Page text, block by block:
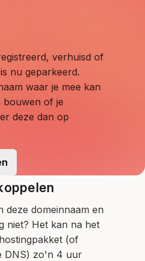
verhuisd of
nu geparkeerd.
waar je mee kan
bouwen of je
deze dan op
deze domeinnaam en
niet? Het kan na het
(of
DNS) zo'n 4 uur